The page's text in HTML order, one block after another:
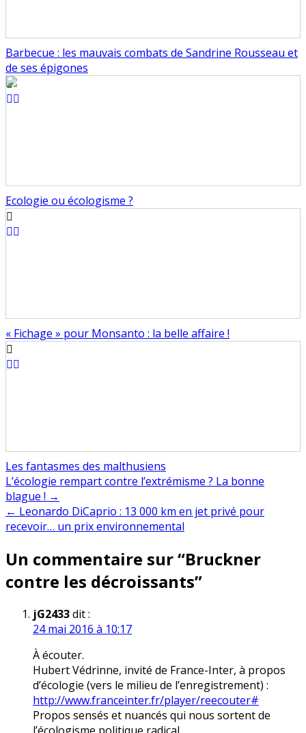
Barbecue : les mauvais combats de Sandrine Rousseau et
de ses épigones
Ecologie ou écologisme ?
« Fichage » pour Monsanto : la belle affaire !
Les fantasmes des malthusiens
Navigation
de
l’article
L’écologie rempart contre l’extrémisme ? La bonne
blague ! →
← Leonardo DiCaprio : 13 000 km en jet privé pour
recevoir… un prix environnemental
Un commentaire sur “Bruckner
contre les décroissants”
jG2433dit :
24 mai 2016 à 10:17
À écouter.
Hubert Védrinne, invité de France-Inter, à propos
d’écologie (vers le milieu de l’enregistrement) :
http://www.franceinter.fr/player/reecouter#
Propos sensés et nuancés qui nous sortent de